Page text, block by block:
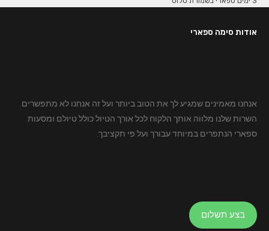
אודות סימה ספארי
אנחנו מאמינים שמגיע לך את הטוב ביותר ועל זה אנחנו לא מתפשרים.
השרות שלנו מלווה אותך הלקוח לכל אורך הטיול כולל טיולם ומסעות
ספארי הנתפרים במיוחד עבורך ועל פי תקציבך.
בצע תשלום